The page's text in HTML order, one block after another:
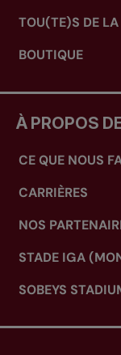
TOU(TE)S DE LA
BOUTIQUE
À PROPOS
CE QUE NOUS
CARRIÈRES
NOS
STADE IGA
SOBEYS